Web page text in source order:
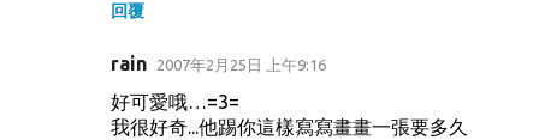
回覆
rain 2007年2月25日 上午9:16
好可愛哦…=3=
我很好奇...他踢你這樣寫寫畫畫一張要多久